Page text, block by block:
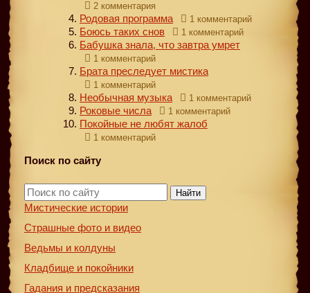
2 комментария
Родовая программа 1 комментарий
Боюсь таких снов 1 комментарий
Бабушка знала, что завтра умрет
1 комментарий
Брата преследует мистика
1 комментарий
Необычная музыка 1 комментарий
Роковые числа 1 комментарий
Покойные не любят жалоб
1 комментарий
Поиск по сайту
Найти
Мистические истории
Страшные фото и видео
Ведьмы и колдуны
Кладбище и покойники
Гадания и предсказания